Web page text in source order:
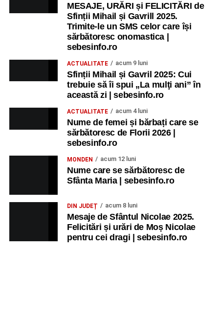
MESAJE, URĂRI și FELICITĂRI de
Sfinții Mihail și Gavrill 2025.
Trimite-le un SMS celor care își
sărbătoresc onomastica |
sebesinfo.ro
ACTUALITATE acum 9 luni
Sfinții Mihail și Gavril 2025: Cui
trebuie să îi spui „La mulţi ani” în
această zi | sebesinfo.ro
ACTUALITATE acum 4 luni
Nume de femei și bărbați care se
sărbătoresc de Florii 2026 |
sebesinfo.ro
MONDEN acum 12 luni
Nume care se sărbătoresc de
Sfânta Maria | sebesinfo.ro
DIN JUDEȚ acum 8 luni
Mesaje de Sfântul Nicolae 2025.
Felicitări și urări de Moș Nicolae
pentru cei dragi | sebesinfo.ro